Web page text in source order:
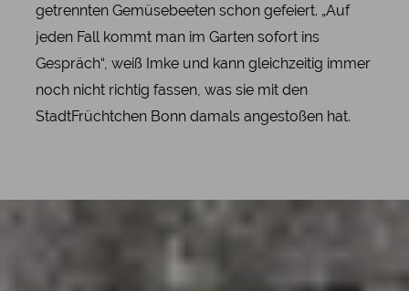
getrennten Gemüsebeeten schon gefeiert. „Auf
jeden Fall kommt man im Garten sofort ins
Gespräch“, weiß Imke und kann gleichzeitig immer
noch nicht richtig fassen, was sie mit den
StadtFrüchtchen Bonn damals angestoßen hat.